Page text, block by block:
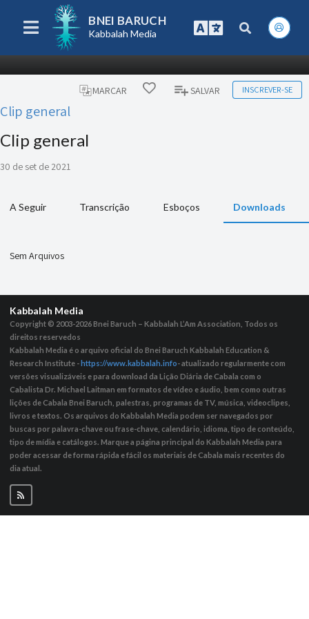
BNEI BARUCH
Kabbalah Media
MARCAR SALVAR INSCREVER-SE
Clip general
Clip general
30 de set de 2021
A Seguir Transcrição Esboços Downloads
Sem Arquivos
Kabbalah Media
Copyright © 2003-2026Bnei Baruch – Kabbalah L’Am Association, Todos os
direitos reservedos
Kabbalah Media é o arquivo oficial do Bnei Baruch Kabbalah Education &
Research Institute - https://www.kabbalah.info- atualizado regularmente com
versões visualizáveis ​​e para download da Lição Diária de Cabala com o
Cabalista Dr. Michael Laitman em formatos de vídeo e áudio, bem como outras
lições de Cabala Bnei Baruch, palestras, programas de TV, música, videoclipes,
livros e textos. Os arquivos do Kabbalah Media podem ser navegados por
buscas por palavra-chave ou frase-chave, calendário, idioma, tipo de conteúdo,
tipo de mídia e catálogos. Marque a página principal do Kabbalah Media para
poder acessar de forma rápida e fácil os materiais de Cabala mais recentes do
dia atual.